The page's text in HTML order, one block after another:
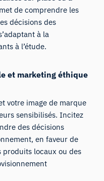
de comprendre les
décisions des
à la
à l’étude.
et marketing éthique
votre image de marque
sensibilisés. Incitez
des décisions
en faveur de
produits locaux ou des